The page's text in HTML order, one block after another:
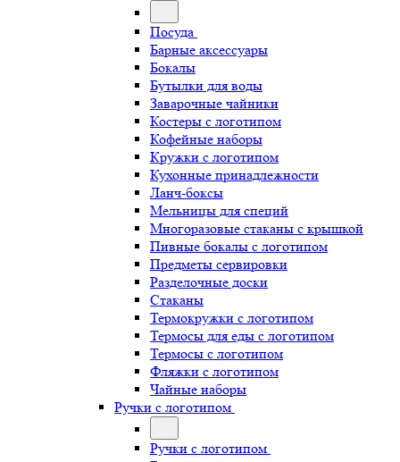
Посуда
Барные аксессуары
Бокалы
Бутылки для воды
Заварочные чайники
Костеры с логотипом
Кофейные наборы
Кружки с логотипом
Кухонные принадлежности
Ланч-боксы
Мельницы для специй
Многоразовые стаканы с крышкой
Пивные бокалы с логотипом
Предметы сервировки
Разделочные доски
Стаканы
Термокружки с логотипом
Термосы для еды с логотипом
Термосы с логотипом
Фляжки с логотипом
Чайные наборы
Ручки с логотипом
Ручки с логотипом